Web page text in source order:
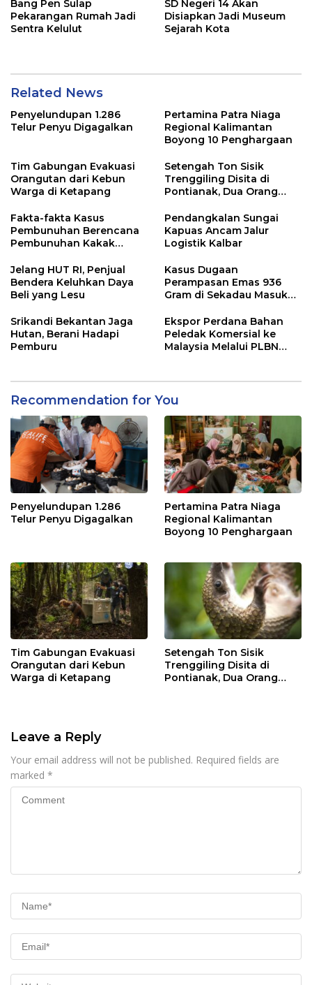
Bang Pen Sulap
Pekarangan Rumah Jadi
Sentra Kelulut
SD Negeri 14 Akan
Disiapkan Jadi Museum
Sejarah Kota
Related News
Penyelundupan 1.286
Telur Penyu Digagalkan
Pertamina Patra Niaga
Regional Kalimantan
Boyong 10 Penghargaan
Tim Gabungan Evakuasi
Orangutan dari Kebun
Warga di Ketapang
Setengah Ton Sisik
Trenggiling Disita di
Pontianak, Dua Orang
Fakta-fakta Kasus
Pembunuhan Berencana
Pembunuhan Kakak
Pendangkalan Sungai
Kapuas Ancam Jalur
Logistik Kalbar
Jelang HUT RI, Penjual
Bendera Keluhkan Daya
Beli yang Lesu
Kasus Dugaan
Perampasan Emas 936
Gram di Sekadau Masuk
Srikandi Bekantan Jaga
Hutan, Berani Hadapi
Pemburu
Ekspor Perdana Bahan
Peledak Komersial ke
Malaysia Melalui PLBN
Recommendation for You
Penyelundupan 1.286
Telur Penyu Digagalkan
Pertamina Patra Niaga
Regional Kalimantan
Boyong 10 Penghargaan
Tim Gabungan Evakuasi
Orangutan dari Kebun
Warga di Ketapang
Setengah Ton Sisik
Trenggiling Disita di
Pontianak, Dua Orang
Leave a Reply
Your email address will not be published. Required fields are
marked *